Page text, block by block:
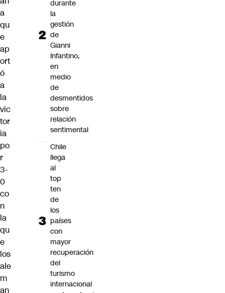
a
qu
e
ap
ort
ó
a
la
vic
tor
ia
po
r
3-
0
co
n
la
qu
e
los
ale
m
an
durante
la
gestión
de
Gianni
Infantino,
en
medio
de
desmentidos
sobre
relación
sentimental
Chile
llega
al
top
ten
de
los
países
con
mayor
recuperación
del
turismo
internacional